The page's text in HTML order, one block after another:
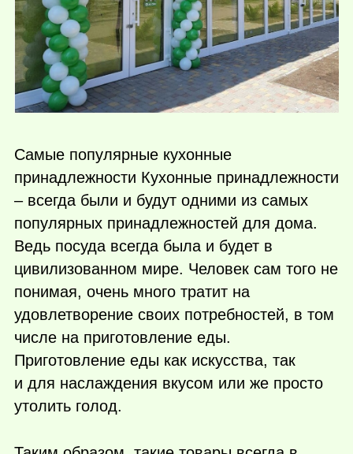
Самые популярные кухонные
принадлежности Кухонные принадлежности
– всегда были и будут одними из самых
популярных принадлежностей для дома.
Ведь посуда всегда была и будет в
цивилизованном мире. Человек сам того не
понимая, очень много тратит на
удовлетворение своих потребностей, в том
числе на приготовление еды.
Приготовление еды как искусства, так
и для наслаждения вкусом или же просто
утолить голод.